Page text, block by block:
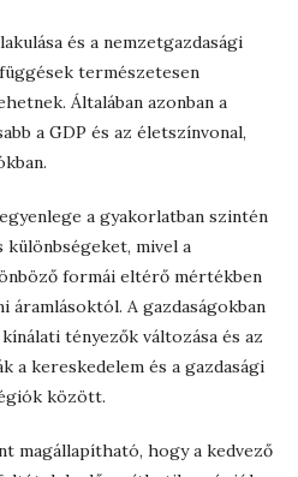
és a nemzetgazdasági
természetesen
Általában azonban a
a GDP és az életszínvonal,
a gyakorlatban szintén
mivel a
formái eltérő mértékben
áramlásoktól. A gazdaságokban
tényezők változása és az
a kereskedelem és a gazdasági
között.
magállapítható, hogy a kedvező